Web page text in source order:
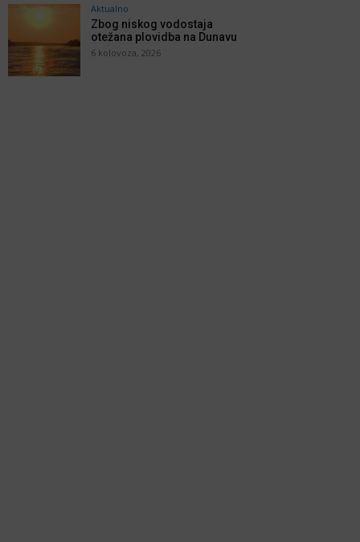
Aktualno
Zbog niskog vodostaja
otežana plovidba na Dunavu
6 kolovoza, 2026